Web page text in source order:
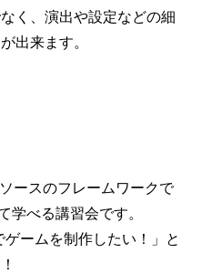
く、演出や設定などの細
出来ます。
ースのフレームワークで
学べる講習会です。
ゲームを制作したい！」と